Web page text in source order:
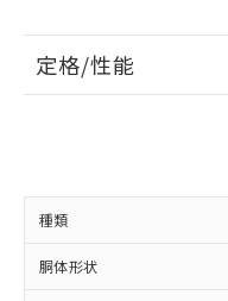
定格/性能
種類
胴体形状